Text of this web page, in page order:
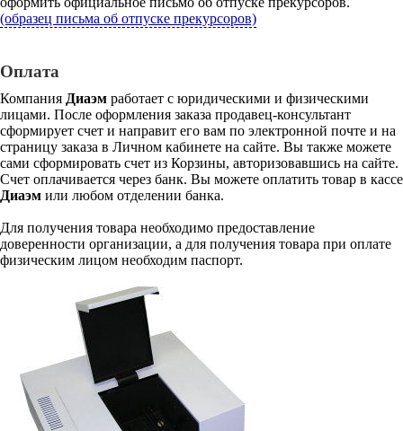
(образец письма об отпуске прекурсоров)
Оплата
Компания Диаэм работает с юридическими и физическими
лицами. После оформления заказа продавец-консультант
сформирует счет и направит его вам по электронной почте и на
страницу заказа в Личном кабинете на сайте. Вы также можете
сами сформировать счет из Корзины, авторизовавшись на сайте.
Счет оплачивается через банк. Вы можете оплатить товар в кассе
Диаэм или любом отделении банка.
Для получения товара необходимо предоставление
доверенности организации, а для получения товара при оплате
физическим лицом необходим паспорт.